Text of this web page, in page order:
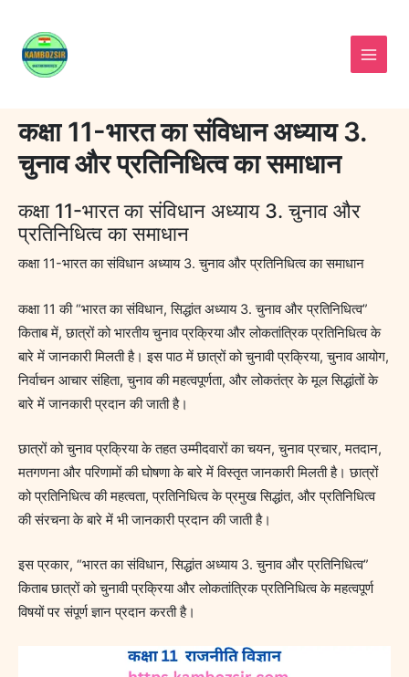
content
कक्षा 11-भारत का संविधान अध्याय 3.
चुनाव और प्रतिनिधित्व का समाधान
कक्षा 11-भारत का संविधान अध्याय 3. चुनाव और
प्रतिनिधित्व का समाधान
कक्षा 11-भारत का संविधान अध्याय 3. चुनाव और प्रतिनिधित्व का समाधान
कक्षा 11 की “भारत का संविधान, सिद्धांत अध्याय 3. चुनाव और प्रतिनिधित्व”
किताब में, छात्रों को भारतीय चुनाव प्रक्रिया और लोकतांत्रिक प्रतिनिधित्व के
बारे में जानकारी मिलती है। इस पाठ में छात्रों को चुनावी प्रक्रिया, चुनाव आयोग,
निर्वाचन आचार संहिता, चुनाव की महत्वपूर्णता, और लोकतंत्र के मूल सिद्धांतों के
बारे में जानकारी प्रदान की जाती है।
छात्रों को चुनाव प्रक्रिया के तहत उम्मीदवारों का चयन, चुनाव प्रचार, मतदान,
मतगणना और परिणामों की घोषणा के बारे में विस्तृत जानकारी मिलती है। छात्रों
को प्रतिनिधित्व की महत्वता, प्रतिनिधित्व के प्रमुख सिद्धांत, और प्रतिनिधित्व
की संरचना के बारे में भी जानकारी प्रदान की जाती है।
इस प्रकार, “भारत का संविधान, सिद्धांत अध्याय 3. चुनाव और प्रतिनिधित्व”
किताब छात्रों को चुनावी प्रक्रिया और लोकतांत्रिक प्रतिनिधित्व के महत्वपूर्ण
विषयों पर संपूर्ण ज्ञान प्रदान करती है।